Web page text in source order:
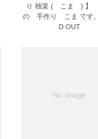
り 独楽 ( こま )
の 手作り こま です。
D OUT